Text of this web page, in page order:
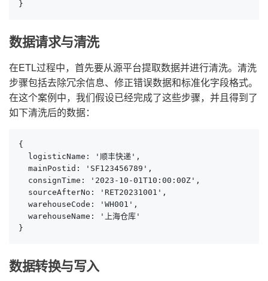
}
数据请求与清洗
在ETL过程中，首先要从源平台提取数据并进行清洗。清洗
步骤包括去除冗余信息、修正错误数据和标准化字段格式。
在这个案例中，我们假设已经完成了这些步骤，并且得到了
如下清洗后的数据：
{
  logisticName: '顺丰快递',
  mainPostid: 'SF123456789',
  consignTime: '2023-10-01T10:00:00Z',
  sourceAfterNo: 'RET20231001',
  warehouseCode: 'WH001',
  warehouseName: '上海仓库'
}
数据转换与写入